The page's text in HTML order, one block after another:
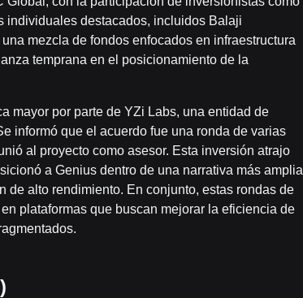
individuales destacados, incluidos Balaji
mezcla de fondos enfocados en infraestructura
temprana en el posicionamiento de la
mayor por parte de YZi Labs, una entidad de
informó que el acuerdo fue una ronda de varias
al proyecto como asesor. Esta inversión atrajo
a Genius dentro de una narrativa más amplia
de alto rendimiento. En conjunto, estas rondas de
plataformas que buscan mejorar la eficiencia de